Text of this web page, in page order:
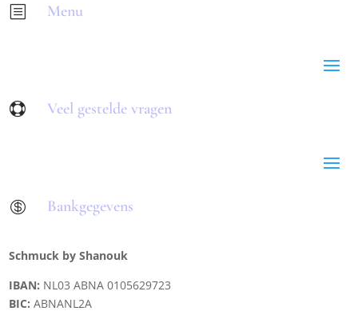
b Menu
 Veel gestelde vragen
 Bankgegevens
Schmuck by Shanouk
IBAN: NL03 ABNA 0105629723
BIC: ABNANL2A